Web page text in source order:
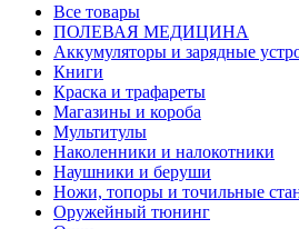
Все товары
ПОЛЕВАЯ МЕДИЦИНА
Аккумуляторы и зарядные
Книги
Краска и трафареты
Магазины и короба
Мультитулы
Наколенники и налокотники
Наушники и беруши
Ножи, топоры и точильные
Оружейный тюнинг